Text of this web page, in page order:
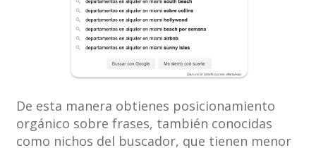
De esta manera obtienes posicionamiento
orgánico sobre frases, también conocidas
como nichos del buscador, que tienen menor